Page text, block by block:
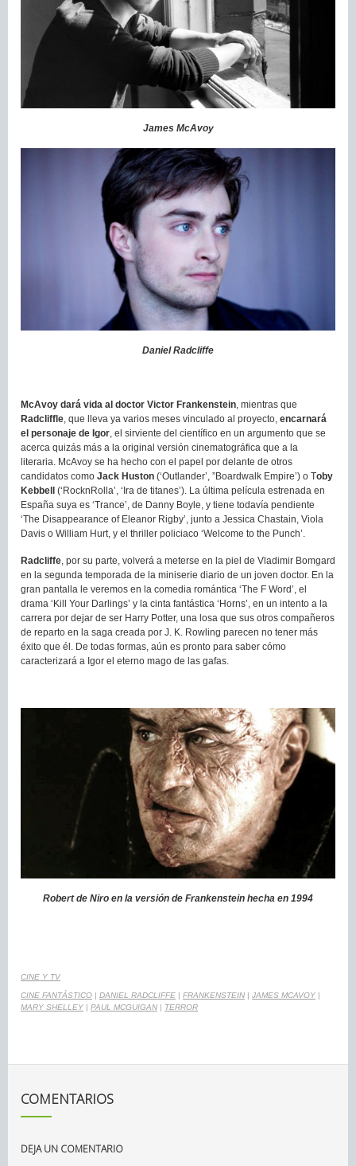
James McAvoy
Daniel Radcliffe
McAvoy dará vida al doctor Victor Frankenstein, mientras que
Radcliffle, que lleva ya varios meses vinculado al proyecto, encarnará
el personaje de Igor, el sirviente del científico en un argumento que se
acerca quizás más a la original versión cinematográfica que a la
literaria. McAvoy se ha hecho con el papel por delante de otros
candidatos como Jack Huston (‘Outlander’, ”Boardwalk Empire’) o Toby
Kebbell
(‘RocknRolla’, ‘Ira de titanes’). La última película estrenada en
España suya es ‘Trance’, de Danny Boyle, y tiene todavía pendiente
‘The Disappearance of Eleanor Rigby’, junto a Jessica Chastain, Viola
Davis o William Hurt, y el thriller policiaco ‘Welcome to the Punch’.
Radcliffe, por su parte, volverá a meterse en la piel de Vladimir Bomgard
en la segunda temporada de la miniserie diario de un joven doctor. En la
gran pantalla le veremos en la comedia romántica ‘The F Word’, el
drama ‘Kill Your Darlings’ y la cinta fantástica ‘Horns’, en un intento a la
carrera por dejar de ser Harry Potter, una losa que sus otros compañeros
de reparto en la saga creada por J. K. Rowling parecen no tener más
éxito que él. De todas formas, aún es pronto para saber cómo
caracterizará a Igor el eterno mago de las gafas.
Robert de Niro en la versión de Frankenstein hecha en 1994
CINE Y TV
CINE FANTÁSTICO | DANIEL RADCLIFFE | FRANKENSTEIN | JAMES MCAVOY |
MARY SHELLEY | PAUL MCGUIGAN | TERROR
COMENTARIOS
DEJA UN COMENTARIO